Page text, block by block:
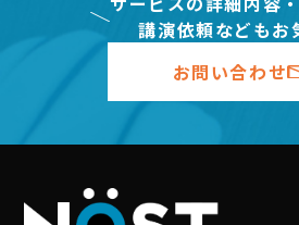
講演依頼などもお
お問い合わせ